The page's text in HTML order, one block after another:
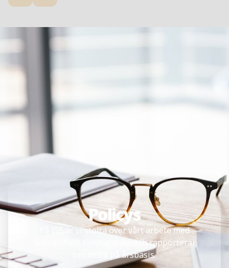
Policys
På ISS är vi stolta över vårt arbete med
ansvarsfullt företagande och rapporterar
om detta på årsbasis.